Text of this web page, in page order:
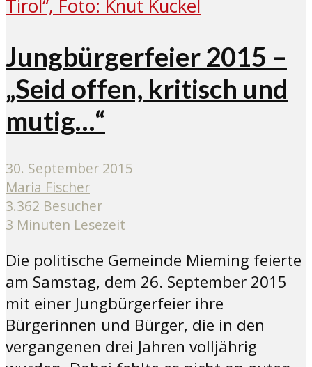
Jungbürgerfeier 2015 –
„Seid offen, kritisch und
mutig…“
30. September 2015
Maria Fischer
3.362 Besucher
3 Minuten Lesezeit
Die politische Gemeinde Mieming feierte
am Samstag, dem 26. September 2015
mit einer Jungbürgerfeier ihre
Bürgerinnen und Bürger, die in den
vergangenen drei Jahren volljährig